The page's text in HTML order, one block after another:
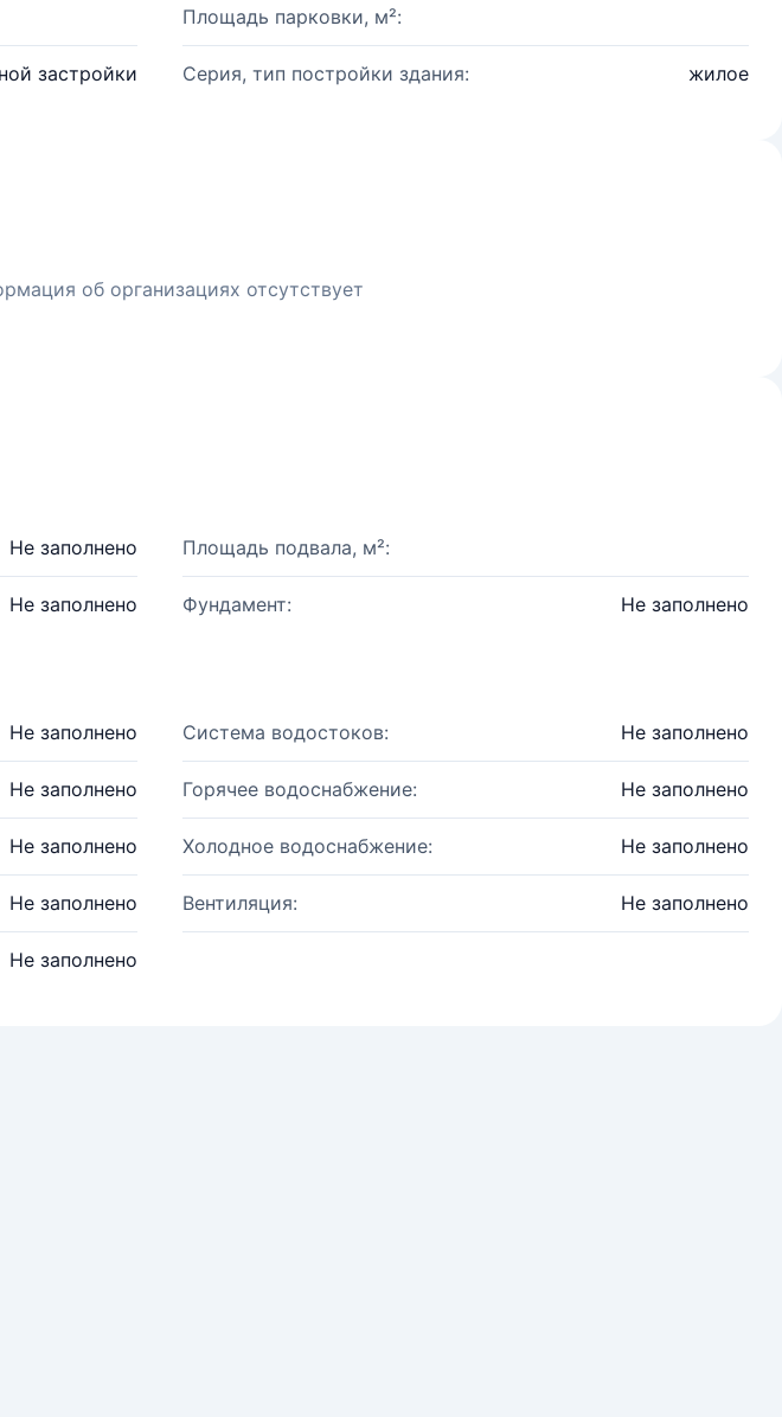
Площадь парковки, м²:
застройки Серия, тип постройки здания: жилое
об организациях отсутствует
Не заполнено Площадь подвала, м²:
Не заполнено Фундамент: Не заполнено
Не заполнено Система водостоков: Не заполнено
Не заполнено Горячее водоснабжение: Не заполнено
Не заполнено Холодное водоснабжение: Не заполнено
Не заполнено Вентиляция: Не заполнено
Не заполнено